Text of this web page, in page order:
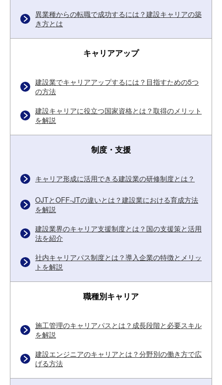
異業種からの転職で成功するには？建設キャリアの築
き方とは
キャリアアップ
建設業でキャリアアップするには？目指すための5つ
の方法
建設キャリアに役立つ国家資格とは？取得のメリット
を解説
制度・支援
キャリア形成に活用できる建設業の研修制度とは？
OJTとOFF-JTの違いとは？建設業における育成方法
を解説
建設業界のキャリア支援制度とは？国の支援策と活用
法を紹介
社内キャリアパス制度とは？導入企業の特徴とメリッ
トを解説
職種別キャリア
施工管理のキャリアパスとは？成長段階と必要スキル
を解説
建設エンジニアのキャリアとは？分野別の働き方で広
げる方法